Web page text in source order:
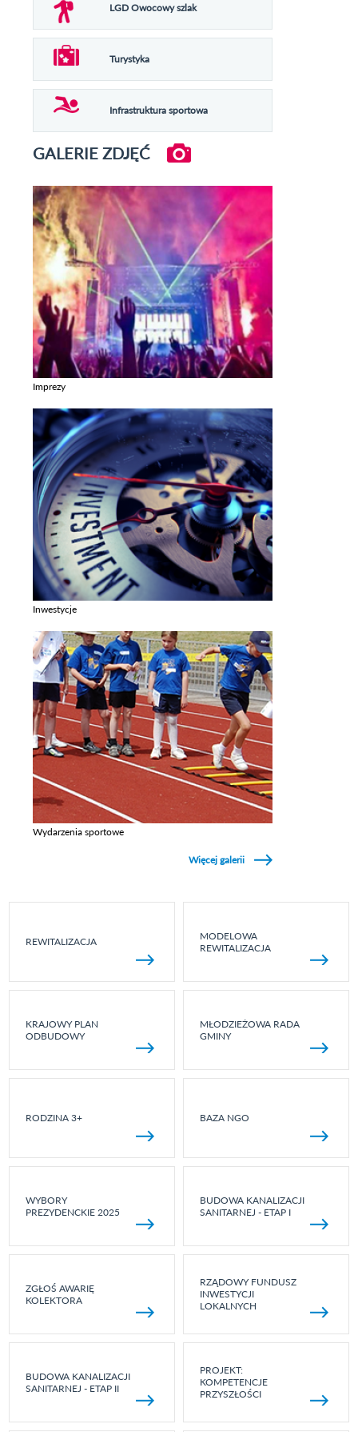
LGD Owocowy szlak
Turystyka
Infrastruktura sportowa
GALERIE ZDJĘĆ
Imprezy
Inwestycje
Wydarzenia sportowe
Więcej galerii
REWITALIZACJA
MODELOWA
REWITALIZACJA
KRAJOWY PLAN
ODBUDOWY
MŁODZIEŻOWA RADA
GMINY
RODZINA 3+ BAZA NGO
WYBORY
PREZYDENCKIE 2025
BUDOWA KANALIZACJI
SANITARNEJ - ETAP I
ZGŁOŚ AWARIĘ
KOLEKTORA
RZĄDOWY FUNDUSZ
INWESTYCJI
LOKALNYCH
BUDOWA KANALIZACJI
SANITARNEJ - ETAP II
PROJEKT:
KOMPETENCJE
PRZYSZŁOŚCI